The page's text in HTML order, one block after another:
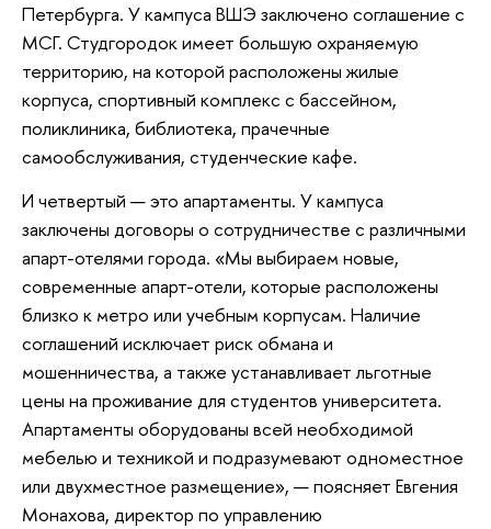
Петербурга. У кампуса ВШЭ заключено соглашение с
МСГ. Студгородок имеет большую охраняемую
территорию, на которой расположены жилые
корпуса, спортивный комплекс с бассейном,
поликлиника, библиотека, прачечные
самообслуживания, студенческие кафе.
И четвертый — это апартаменты. У кампуса
заключены договоры о сотрудничестве с различными
апарт-отелями города. «Мы выбираем новые,
современные апарт-отели, которые расположены
близко к метро или учебным корпусам. Наличие
соглашений исключает риск обмана и
мошенничества, а также устанавливает льготные
цены на проживание для студентов университета.
Апартаменты оборудованы всей необходимой
мебелью и техникой и подразумевают одноместное
или двухместное размещение», — поясняет Евгения
Монахова, директор по управлению